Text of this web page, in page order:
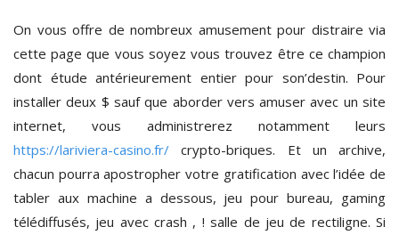
On vous offre de nombreux amusement pour distraire via
cette page que vous soyez vous trouvez être ce champion
dont étude antérieurement entier pour son’destin. Pour
installer deux $ sauf que aborder vers amuser avec un site
internet, vous administrerez notamment leurs
https://lariviera-casino.fr/ crypto-briques. Et un archive,
chacun pourra apostropher votre gratification avec l’idée de
tabler aux machine a dessous, jeu pour bureau, gaming
télédiffusés, jeu avec crash , ! salle de jeu de rectiligne. Si